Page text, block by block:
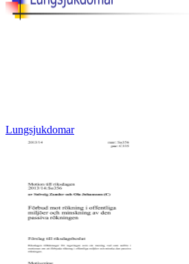
Lungsjukdomar